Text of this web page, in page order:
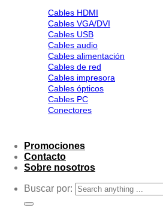
Cables HDMI
Cables VGA/DVI
Cables USB
Cables audio
Cables alimentación
Cables de red
Cables impresora
Cables ópticos
Cables PC
Conectores
Promociones
Contacto
Sobre nosotros
Buscar por: